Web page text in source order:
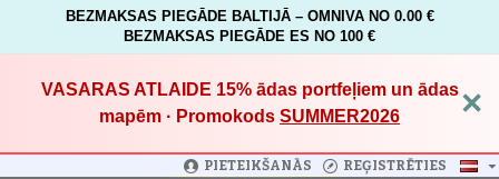
BEZMAKSAS PIEGĀDE BALTIJĀ – OMNIVA NO 0.00 €
BEZMAKSAS PIEGĀDE ES NO 100 €
VASARAS ATLAIDE 15%ādas portfeļiem un ādas
mapēm · Promokods SUMMER2026 ×
PIETEIKŠANĀS REĢISTRĒTIES